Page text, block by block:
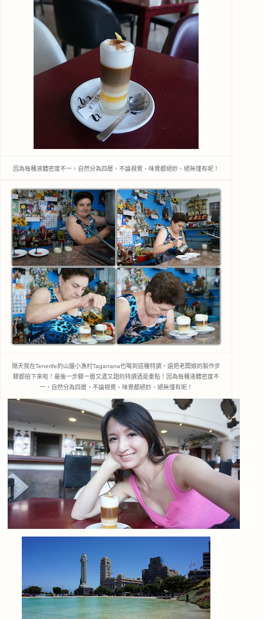
因為每種液體密度不一，自然分為四層，不論視覺、味覺都絕妙、絕無僅有呢！
隔天我在Tenerife的山邊小漁村Taganana也喝到這種特調，還把老闆娘的製作步
驟都拍下來啦！最後一步驟一層又濃又甜的特調酒是重點！ 因為每種液體密度不
一，自然分為四層，不論視覺、味覺都絕妙、絕無僅有呢！